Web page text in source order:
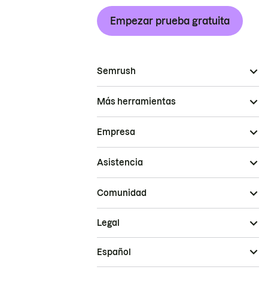
Empezar prueba gratuita
Semrush
Más herramientas
Empresa
Asistencia
Comunidad
Legal
Español